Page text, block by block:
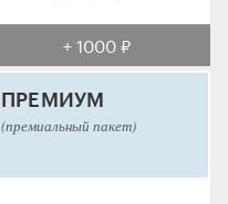
+ 1000 ₽
ПРЕМИУМ
(премиальный пакет)